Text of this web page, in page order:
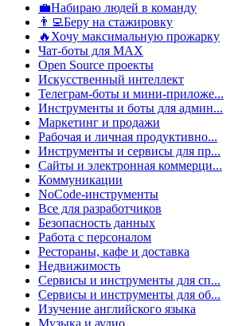
💼Набираю людей в команду
👨‍💻Беру на стажировку
🔥Хочу максимальную прожарку
Чат-боты для MAX
Open Source проекты
Искусственный интеллект
Телеграм-боты и мини-приложе...
Инструменты и боты для админ...
Маркетинг и продажи
Рабочая и личная продуктивно...
Инструменты и сервисы для пр...
Сайты и электронная коммерци...
Коммуникации
NoCode-инструменты
Все для разработчиков
Безопасность данных
Работа с персоналом
Рестораны, кафе и доставка
Недвижимость
Сервисы и инструменты для сп...
Сервисы и инструменты для об...
Изучение английского языка
Музыка и аудио